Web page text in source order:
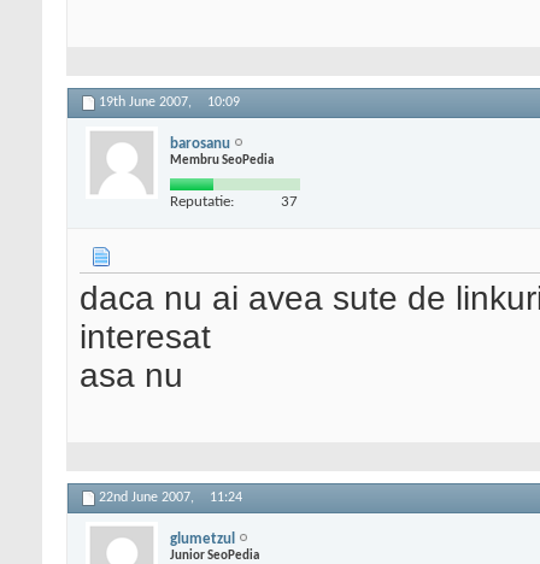
19th June 2007, 10:09
barosanu
Membru SeoPedia
Reputatie: 37
daca nu ai avea sute de
interesat
asa nu
22nd June 2007, 11:24
glumetzul
Junior SeoPedia